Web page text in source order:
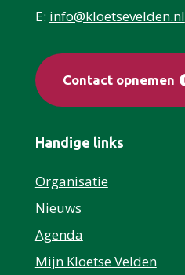
E: info@kloetsevelden.nl
Contact opnemen
Handige links
Organisatie
Nieuws
Agenda
Mijn Kloetse Velden